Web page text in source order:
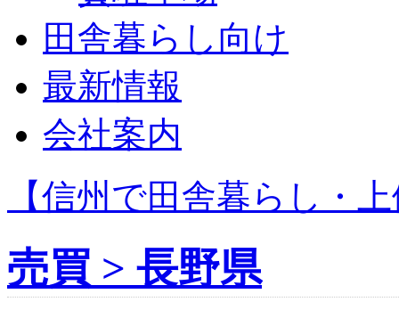
田舎暮らし向け
最新情報
会社案内
【信州で田舎暮らし・
売買 > 長野県